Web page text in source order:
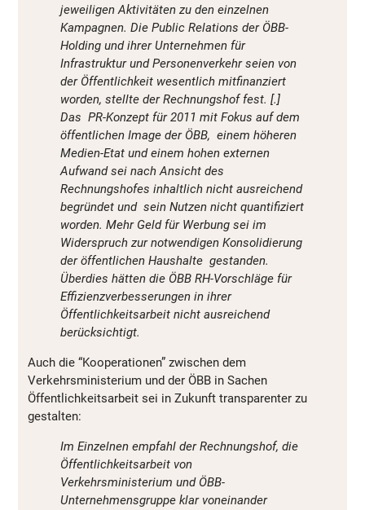
jeweiligen Aktivitäten zu den einzelnen
Kampagnen. Die Public Relations der ÖBB-
Holding und ihrer Unternehmen für
Infrastruktur und Personenverkehr seien von
der Öffentlichkeit wesentlich mitfinanziert
worden, stellte der Rechnungshof fest. [.]
Das PR-Konzept für 2011 mit Fokus auf dem
öffentlichen Image der ÖBB, einem höheren
Medien-Etat und einem hohen externen
Aufwand sei nach Ansicht des
Rechnungshofes inhaltlich nicht ausreichend
begründet und sein Nutzen nicht quantifiziert
worden. Mehr Geld für Werbung sei im
Widerspruch zur notwendigen Konsolidierung
der öffentlichen Haushalte gestanden.
Überdies hätten die ÖBB RH-Vorschläge für
Effizienzverbesserungen in ihrer
Öffentlichkeitsarbeit nicht ausreichend
berücksichtigt.
Auch die “Kooperationen” zwischen dem
Verkehrsministerium und der ÖBB in Sachen
Öffentlichkeitsarbeit sei in Zukunft transparenter zu
gestalten:
Im Einzelnen empfahl der Rechnungshof, die
Öffentlichkeitsarbeit von
Verkehrsministerium und ÖBB-
Unternehmensgruppe klar voneinander